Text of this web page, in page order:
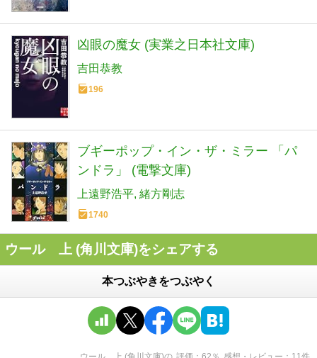
凶眼の魔女 (実業之日本社文庫)
吉田恭教
196
ブギーポップ・イン・ザ・ミラー 「パ
ンドラ」 (電撃文庫)
上遠野浩平 緒方剛志
1740
ウール 上 (角川文庫)をシェアする
本つぶやきをつぶやく